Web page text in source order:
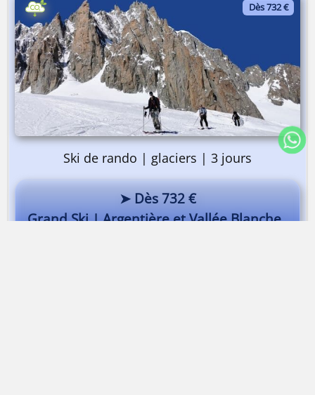
Dès 732 €
Ski de rando | glaciers | 3 jours
➤ Dès 732 €
Grand Ski | Argentière et Vallée Blanche